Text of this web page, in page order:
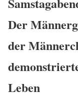
Der
der
Leben